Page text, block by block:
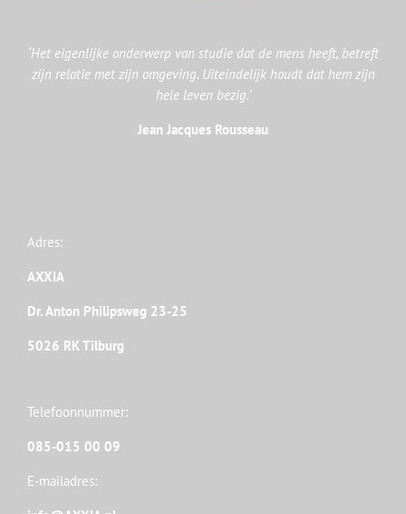
‘Het eigenlijke onderwerp van studie dat de mens heeft, betreft
zijn relatie met zijn omgeving. Uiteindelijk houdt dat hem zijn
hele leven bezig.’
Jean Jacques Rousseau
Adres:
AXXIA
Dr. Anton Philipsweg 23-25
5026 RK Tilburg
Telefoonnummer:
085-015 00 09
E-mailadres: